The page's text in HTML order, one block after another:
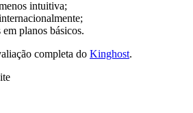
intuitiva;
planos básicos.
completa do Kinghost.